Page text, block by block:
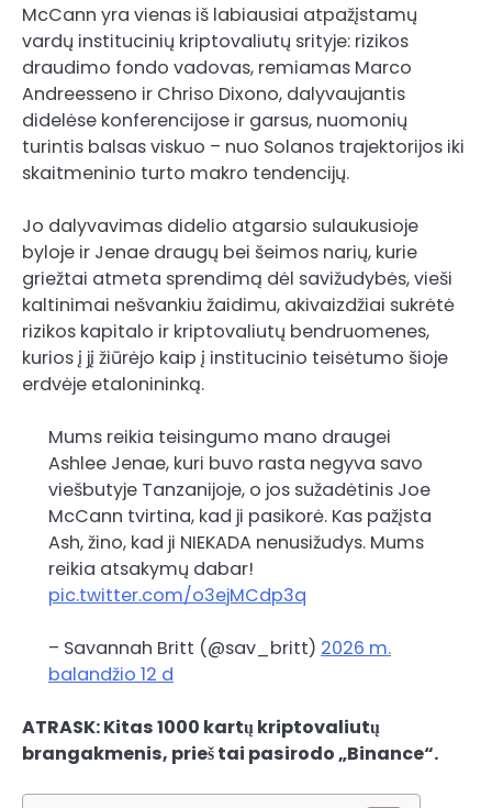
McCann yra vienas iš labiausiai atpažįstamų
vardų institucinių kriptovaliutų srityje: rizikos
draudimo fondo vadovas, remiamas Marco
Andreesseno ir Chriso Dixono, dalyvaujantis
didelėse konferencijose ir garsus, nuomonių
turintis balsas viskuo – nuo ​​Solanos trajektorijos iki
skaitmeninio turto makro tendencijų.
Jo dalyvavimas didelio atgarsio sulaukusioje
byloje ir Jenae draugų bei šeimos narių, kurie
griežtai atmeta sprendimą dėl savižudybės, vieši
kaltinimai nešvankiu žaidimu, akivaizdžiai sukrėtė
rizikos kapitalo ir kriptovaliutų bendruomenes,
kurios į jį žiūrėjo kaip į institucinio teisėtumo šioje
erdvėje etalonininką.
Mums reikia teisingumo mano draugei
Ashlee Jenae, kuri buvo rasta negyva savo
viešbutyje Tanzanijoje, o jos sužadėtinis Joe
McCann tvirtina, kad ji pasikorė. Kas pažįsta
Ash, žino, kad ji NIEKADA nenusižudys. Mums
reikia atsakymų dabar!
pic.twitter.com/o3ejMCdp3q
– Savannah Britt (@sav_britt) 2026 m.
balandžio 12 d
ATRASK: Kitas 1000 kartų kriptovaliutų
brangakmenis, prieš tai pasirodo „Binance“.